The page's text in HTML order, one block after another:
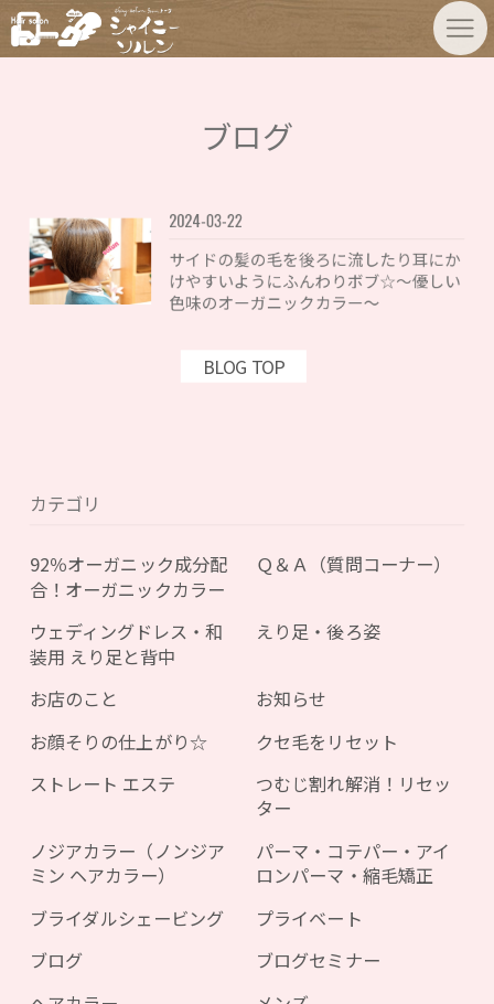
ブログ
2024-03-22
サイドの髪の毛を後ろに流したり耳にか
けやすいようにふんわりボブ☆〜優しい
色味のオーガニックカラー〜
BLOG TOP
カテゴリ
92％オーガニック成分配
合！オーガニックカラー
Ｑ＆Ａ（質問コーナー）
ウェディングドレス・和
装用 えり足と背中
えり足・後ろ姿
お店のこと
お知らせ
お顔そりの仕上がり☆
クセ毛をリセット
ストレート エステ
つむじ割れ解消！リセッ
ター
ノジアカラー（ノンジア
ミン ヘアカラー）
パーマ・コテパー・アイ
ロンパーマ・縮毛矯正
ブライダルシェービング
プライベート
ブログ
ブログセミナー